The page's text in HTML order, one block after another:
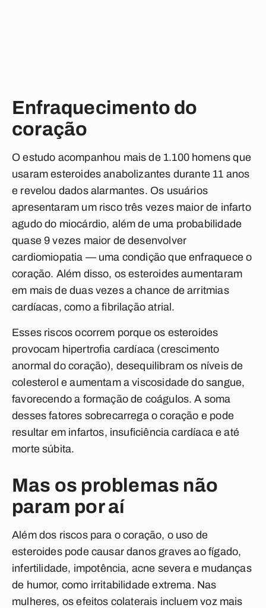
Enfraquecimento do
coração
O estudo acompanhou mais de 1.100 homens que
usaram esteroides anabolizantes durante 11 anos
e revelou dados alarmantes. Os usuários
apresentaram um risco três vezes maior de infarto
agudo do miocárdio, além de uma probabilidade
quase 9 vezes maior de desenvolver
cardiomiopatia — uma condição que enfraquece o
coração. Além disso, os esteroides aumentaram
em mais de duas vezes a chance de arritmias
cardíacas, como a fibrilação atrial.
Esses riscos ocorrem porque os esteroides
provocam hipertrofia cardíaca (crescimento
anormal do coração), desequilibram os níveis de
colesterol e aumentam a viscosidade do sangue,
favorecendo a formação de coágulos. A soma
desses fatores sobrecarrega o coração e pode
resultar em infartos, insuficiência cardíaca e até
morte súbita.
Mas os problemas não
param por aí
Além dos riscos para o coração, o uso de
esteroides pode causar danos graves ao fígado,
infertilidade, impotência, acne severa e mudanças
de humor, como irritabilidade extrema. Nas
mulheres, os efeitos colaterais incluem voz mais